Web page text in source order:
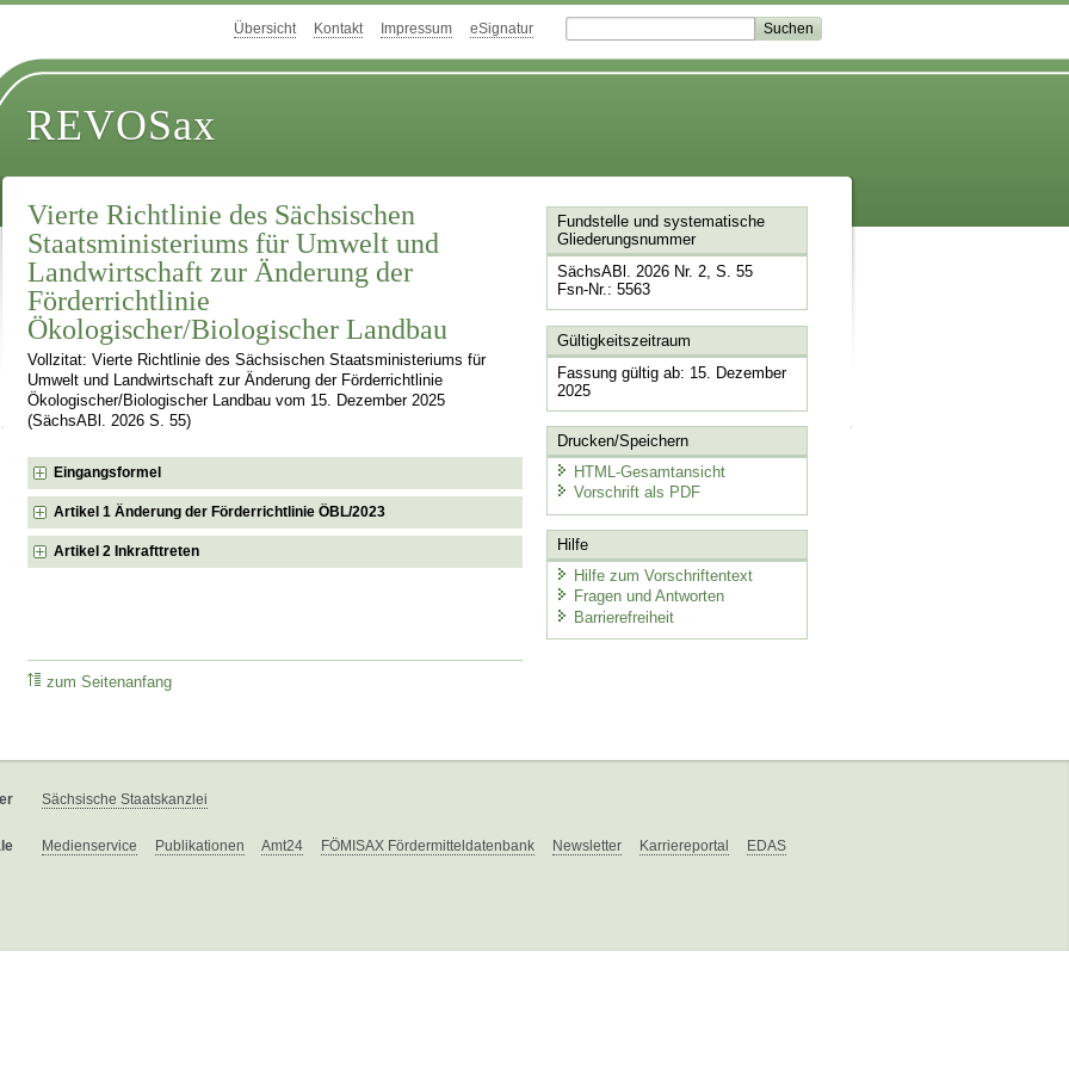
Übersicht Kontakt Impressum eSignatur
REVOSax
Vierte Richtlinie des Sächsischen
Staatsministeriums für Umwelt und
Landwirtschaft zur Änderung der
Förderrichtlinie
Ökologischer/Biologischer Landbau
Vollzitat: Vierte Richtlinie des Sächsischen Staatsministeriums für
Umwelt und Landwirtschaft zur Änderung der Förderrichtlinie
Ökologischer/Biologischer Landbau vom 15. Dezember 2025
(SächsABl. 2026 S. 55)
Eingangsformel
Artikel 1 Änderung der Förderrichtlinie ÖBL/2023
Artikel 2 Inkrafttreten
zum Seitenanfang
Fundstelle und systematische
Gliederungsnummer
SächsABl. 2026 Nr. 2, S. 55
Fsn-Nr.: 5563
Gültigkeitszeitraum
Fassung gültig ab: 15. Dezember
2025
Drucken/Speichern
HTML-Gesamtansicht
Vorschrift als PDF
Hilfe
Hilfe zum Vorschriftentext
Fragen und Antworten
Barrierefreiheit
Sächsische Staatskanzlei
Medienservice Publikationen Amt24 FÖMISAX Fördermitteldatenbank Newsletter Karriereportal EDAS